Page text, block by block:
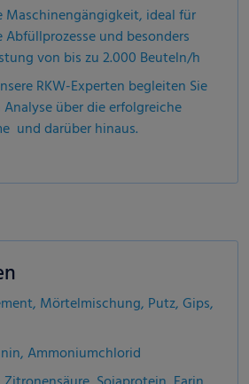
Maschinengängigkeit, ideal für
und besonders
von bis zu 2.000 Beuteln/h
RKW-Experten begleiten Sie
über die erfolgreiche
und darüber hinaus.
Mörtelmischung, Putz, Gips,
Ammoniumchlorid